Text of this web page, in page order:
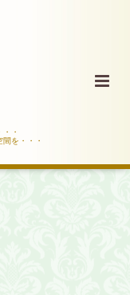
・
を・・・